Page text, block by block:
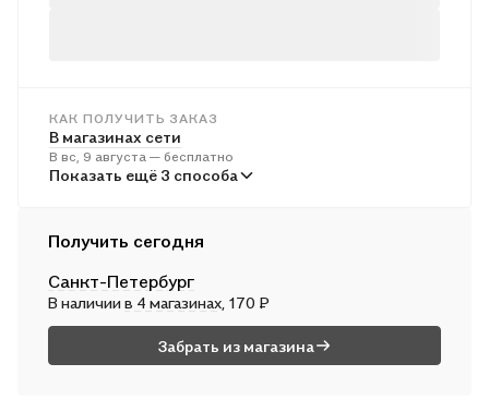
КАК ПОЛУЧИТЬ ЗАКАЗ
В магазинах сети
В вс, 9 августа — бесплатно
В пунктах выдачи
В пн, 10 августа — от 311 ₽
Почтой России
Во вт, 11 августа — от 492 ₽
Показать ещё 3 способа
Получить сегодня
Санкт-Петербург
В наличиив 4 магазинах , 170 ₽
Забрать из магазина